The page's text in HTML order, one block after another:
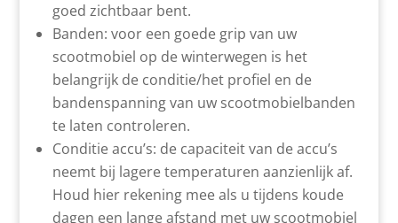
goed zichtbaar bent.
Banden: voor een goede grip van uw
scootmobiel op de winterwegen is het
belangrijk de conditie/het profiel en de
bandenspanning van uw scootmobielbanden
te laten controleren.
Conditie accu’s: de capaciteit van de accu’s
neemt bij lagere temperaturen aanzienlijk af.
Houd hier rekening mee als u tijdens koude
dagen een lange afstand met uw scootmobiel